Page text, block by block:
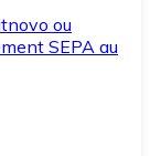
ou
SEPA au